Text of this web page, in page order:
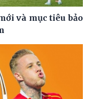
và mục tiêu bảo